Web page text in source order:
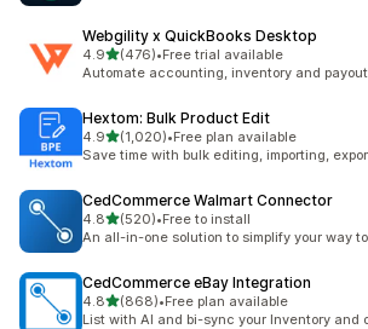
Webgility x QuickBooks Desktop
4.9별 5개 중
(476)
총 리뷰 476개
•Free trial available
Automate accounting, inventory and
Hextom: Bulk Product Edit
4.9별 5개 중
(1,020)
총 리뷰 1020개
•Free plan available
Save time with bulk editing, importing,
CedCommerce Walmart Connector
4.8별 5개 중
(520)
총 리뷰 520개
•Free to install
An all-in-one solution to simplify your way
CedCommerce eBay Integration
4.8별 5개 중
(868)
총 리뷰 868개
•Free plan available
List with AI and bi-sync your Inventory and